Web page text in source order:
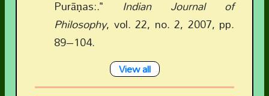
Purāṇas:." Indian Journal of
Philosophy, vol. 22, no. 2, 2007, pp.
89–104.
View all